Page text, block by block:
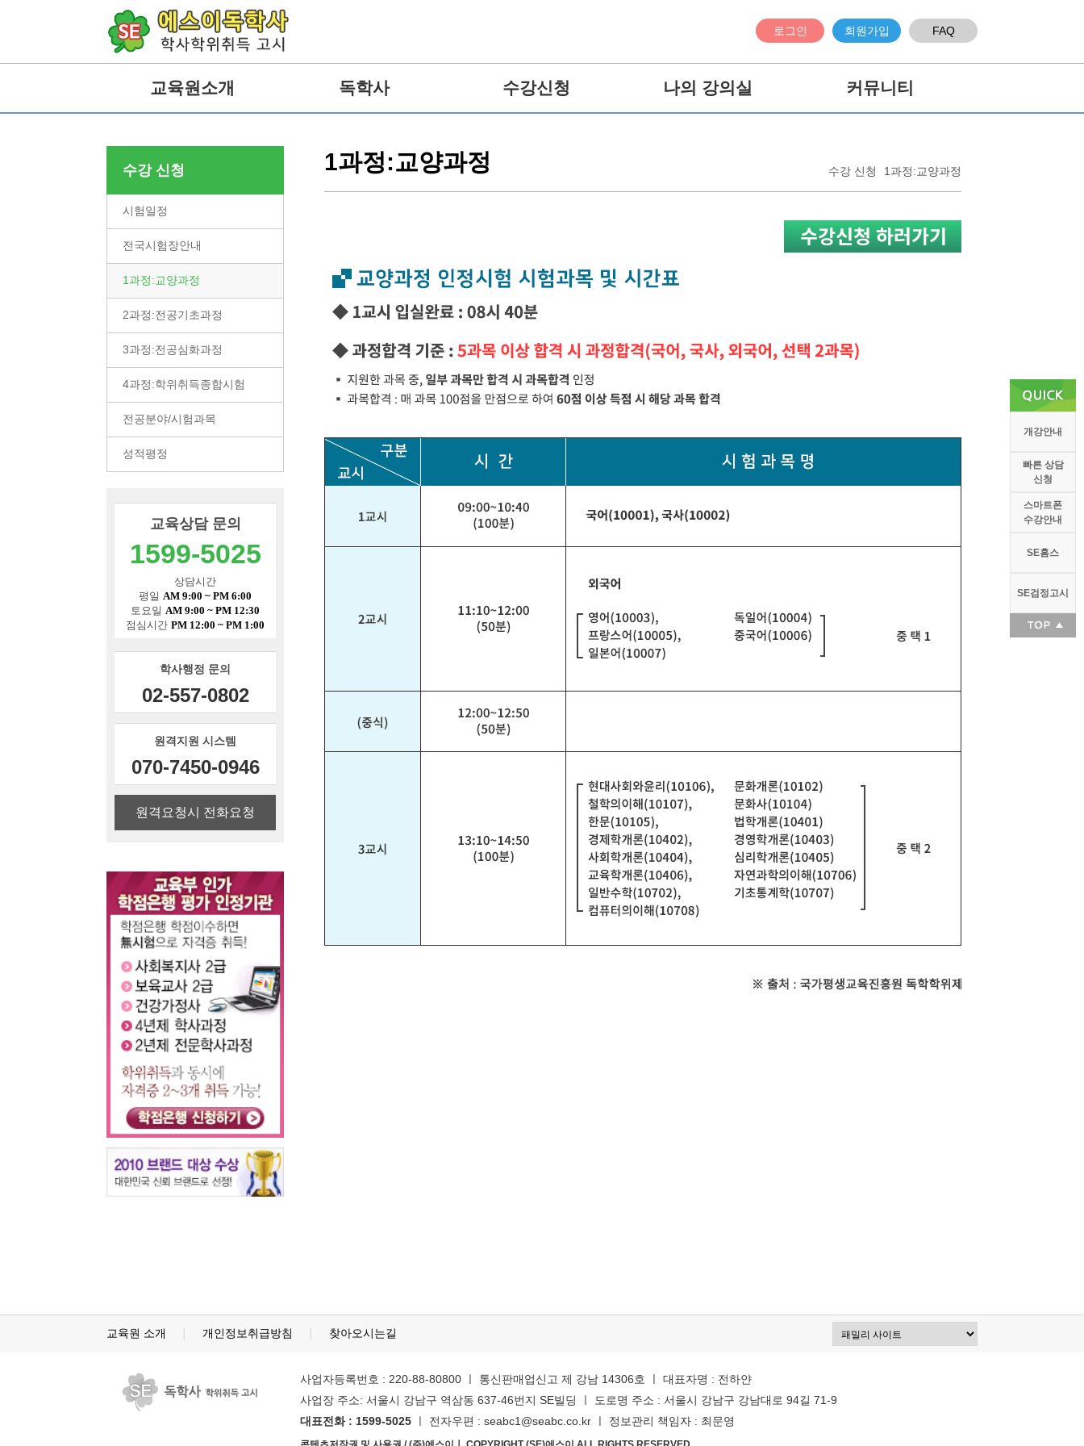
로그인 회원가입 FAQ
교육원소개 독학사 수강신청 나의 강의실 커뮤니티
개강안내
빠른 상담
신청
스마트폰
수강안내
SE홈스
SE검정고시
수강 신청
시험일정
전국시험장안내
1과정:교양과정
2과정:전공기초과정
3과정:전공심화과정
4과정:학위취득종합시험
전공분야/시험과목
성적평정
교육상담 문의
1599-5025
상담시간
평일 AM 9:00 ~ PM 6:00
토요일 AM 9:00 ~ PM 12:30
점심시간 PM 12:00 ~ PM 1:00
학사행정 문의
02-557-0802
원격지원 시스템
070-7450-0946
원격요청시 전화요청
1과정:교양과정 수강 신청 1과정:교양과정
교육원 소개 개인정보취급방침 찾아오시는길
사업자등록번호 : 220-88-80800 ㅣ 통신판매업신고 제 강남 14306호 ㅣ 대표자명 : 전하얀
사업장 주소: 서울시 강남구 역삼동 637-46번지 SE빌딩 ㅣ 도로명 주소 : 서울시 강남구 강남대로 94길 71-9
대표전화 : 1599-5025 ㅣ 전자우편 : seabc1@seabc.co.kr ㅣ 정보관리 책임자 : 최문영